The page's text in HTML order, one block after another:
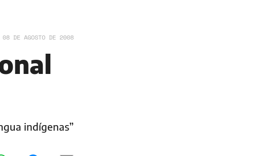
08 DE AGOSTO DE 2008
indígenas”